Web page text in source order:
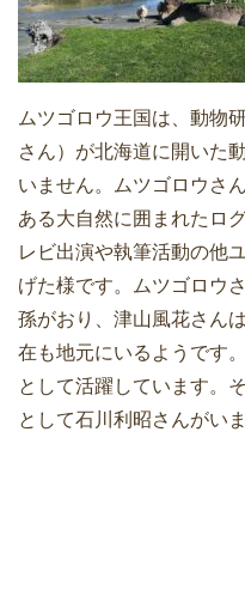
ムツゴロウ王国は、動物
さん）が北海道に開いた
いません。ムツゴロウさ
ある大自然に囲まれたロ
レビ出演や執筆活動の他
げた様です。ムツゴロウ
孫がおり、津山風花さん
在も地元にいるようです
として活躍しています。
として石川利昭さんがいま